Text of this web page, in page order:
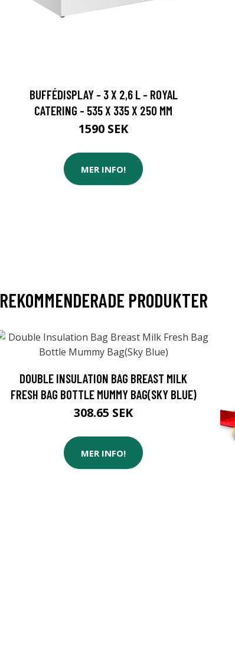
BUFFÉDISPLAY - 3 X 2,6 L - ROYAL
CATERING - 535 X 335 X 250 MM
1590 SEK
MER INFO!
REKOMMENDERADE PRODUKTER
DOUBLE INSULATION BAG BREAST MILK
FRESH BAG BOTTLE MUMMY BAG(SKY BLUE)
308.65 SEK
MER INFO!